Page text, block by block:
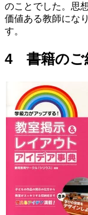
のことでした。思
価値ある教師にな
す。
4 書籍のご